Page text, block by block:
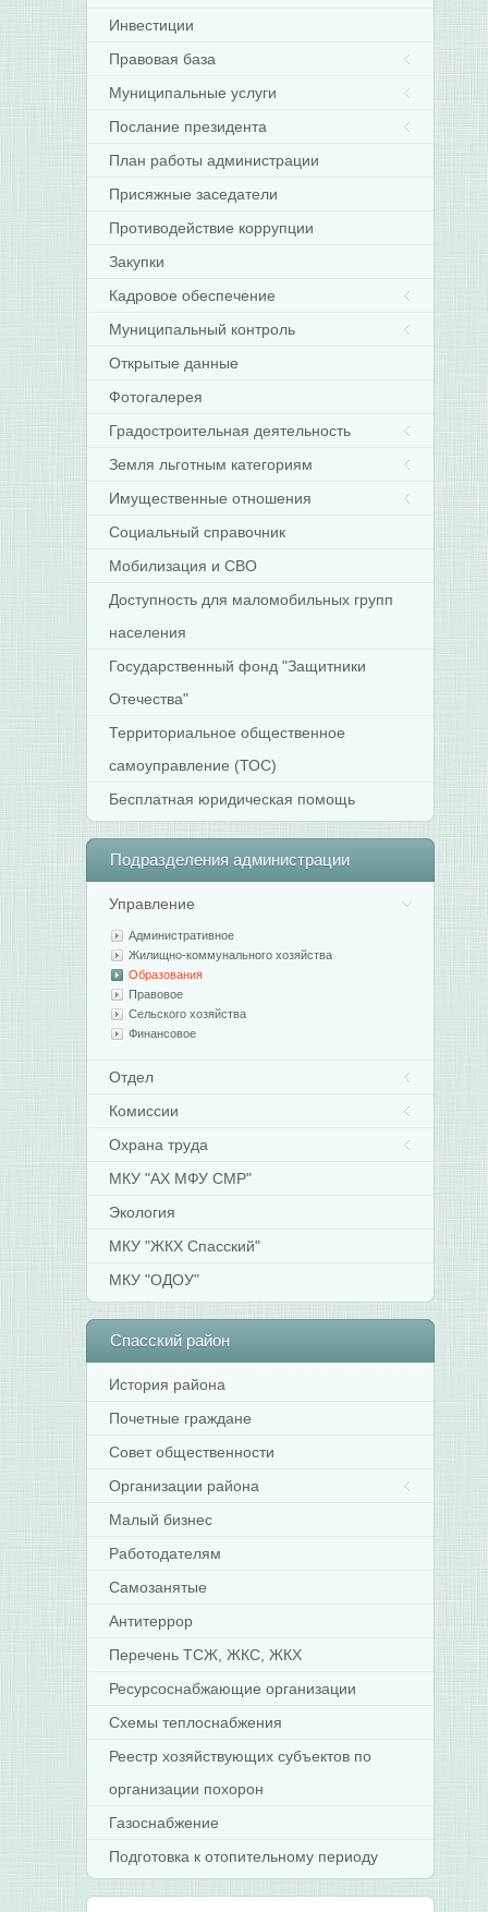
Инвестиции
Правовая база
Муниципальные услуги
Послание президента
План работы администрации
Присяжные заседатели
Противодействие коррупции
Закупки
Кадровое обеспечение
Муниципальный контроль
Открытые данные
Фотогалерея
Градостроительная деятельность
Земля льготным категориям
Имущественные отношения
Социальный справочник
Мобилизация и СВО
Доступность для маломобильных групп
населения
Государственный фонд "Защитники
Отечества"
Территориальное общественное
самоуправление (ТОС)
Бесплатная юридическая помощь
Подразделения администрации
Управление
Административное
Жилищно-коммунального хозяйства
Образования
Правовое
Сельского хозяйства
Финансовое
Отдел
Комиссии
Охрана труда
МКУ "АХ МФУ СМР"
Экология
МКУ "ЖКХ Спасский"
МКУ "ОДОУ"
Спасскийрайон
История района
Почетные граждане
Совет общественности
Организации района
Малый бизнес
Работодателям
Самозанятые
Антитеррор
Перечень ТСЖ, ЖКС, ЖКХ
Ресурсоснабжающие организации
Схемы теплоснабжения
Реестр хозяйствующих субъектов по
организации похорон
Газоснабжение
Подготовка к отопительному периоду